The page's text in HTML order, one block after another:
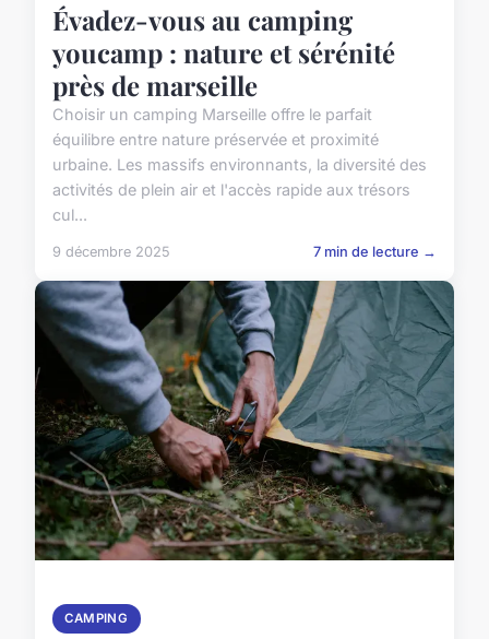
Évadez-vous au camping
youcamp : nature et sérénité
près de marseille
Choisir un camping Marseille offre le parfait
équilibre entre nature préservée et proximité
urbaine. Les massifs environnants, la diversité des
activités de plein air et l'accès rapide aux trésors
cul...
9 décembre 2025 7 min de lecture →
CAMPING